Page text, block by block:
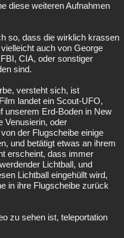
diese weiteren Aufnahmen
so, dass die wirklich krassen
auch von George
CIA, oder sonstiger
sind.
versteht sich, ist
landet ein Scout-UFO,
unserem Erd-Boden in New
Venusierin, oder
der Flugscheibe einige
und betätigt etwas an ihrem
erscheint, dass immer
Lichtball, und
Lichtball eingehüllt wird,
in ihre Flugscheibe zurück
zu sehen ist, teleportation